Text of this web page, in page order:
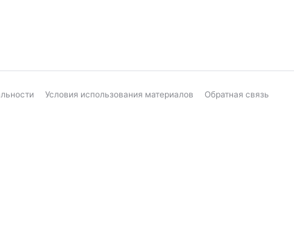
Условия использования материалов Обратная связь